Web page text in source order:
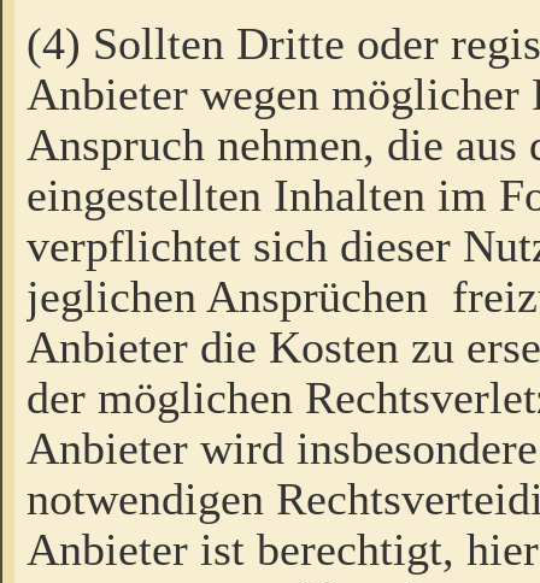
(4) Sollten Dritte oder
Anbieter wegen möglicher
Anspruch nehmen, die
eingestellten Inhalten im
verpflichtet sich dieser
jeglichen Ansprüchen
Anbieter die Kosten zu
der möglichen
Anbieter wird
notwendigen
Anbieter ist berechtigt,